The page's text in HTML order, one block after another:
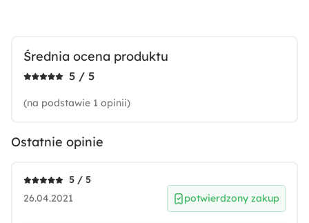
Średnia ocena produktu
5 / 5
(na podstawie 1 opinii)
Ostatnie opinie
5 / 5
26.04.2021
potwierdzony zakup